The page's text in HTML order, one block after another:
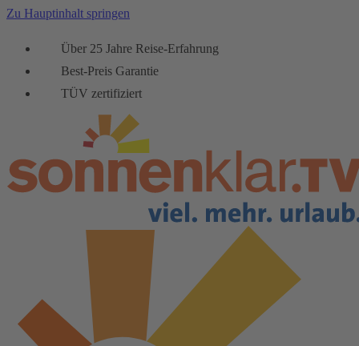
Zu Hauptinhalt springen
Über 25 Jahre Reise-Erfahrung
Best-Preis Garantie
TÜV zertifiziert